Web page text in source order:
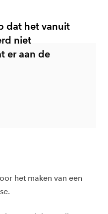
dat het vanuit
niet
er aan de
het maken van een